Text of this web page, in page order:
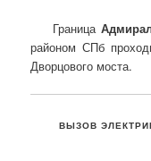
Граница
районом СПб
Дворцового моста.
ВЫЗОВ